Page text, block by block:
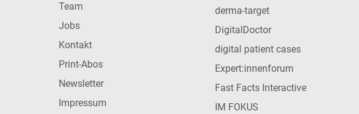
Team
Jobs
Kontakt
Print-Abos
Newsletter
Impressum
derma-target
DigitalDoctor
digital patient cases
Expert:innenforum
Fast Facts Interactive
IM FOKUS